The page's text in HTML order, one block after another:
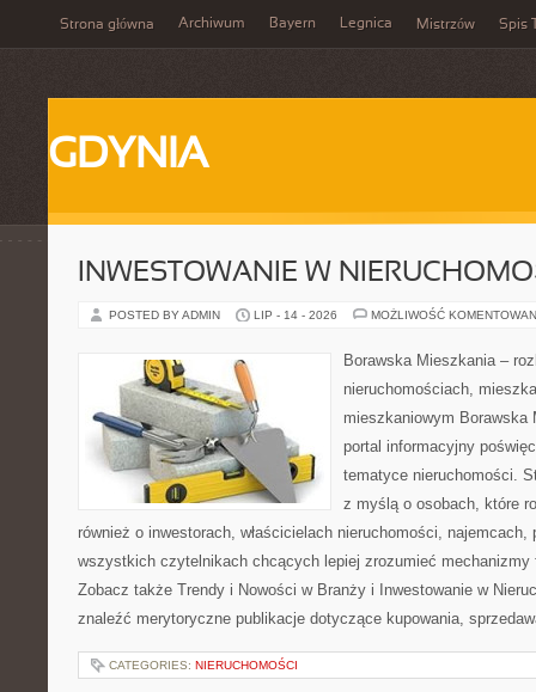
Strona główna Archiwum Bayern Legnica Mistrzów Spis
GDYNIA
INWESTOWANIE W
POSTED BY ADMIN LIP - 14 - 2026 MOŻLIWOŚĆ
Borawska Mieszkania –
nieruchomościach,
mieszkaniowym Borawska
portal informacyjny
tematyce nieruchomości.
z myślą o osobach, które
również o inwestorach, właścicielach nieruchomości, najemcach,
wszystkich czytelnikach chcących lepiej zrozumieć mechanizmy
Zobacz także Trendy i Nowości w Branży i Inwestowanie w
znaleźć merytoryczne publikacje dotyczące kupowania,
CATEGORIES: NIERUCHOMOŚCI